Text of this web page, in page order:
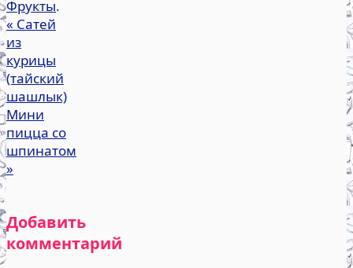
Фрукты.
« Сатей
из
курицы
(тайский
шашлык)
Мини
пицца со
шпинатом
»
Добавить
комментарий